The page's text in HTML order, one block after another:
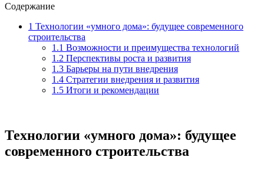
Содержание
1 Технологии «умного дома»: будущее современного
строительства
1.1 Возможности и преимущества технологий
1.2 Перспективы роста и развития
1.3 Барьеры на пути внедрения
1.4 Стратегии внедрения и развития
1.5 Итоги и рекомендации
Технологии «умного дома»: будущее
современного строительства